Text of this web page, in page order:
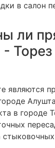
в салон
ли
Торез
являются
в городе